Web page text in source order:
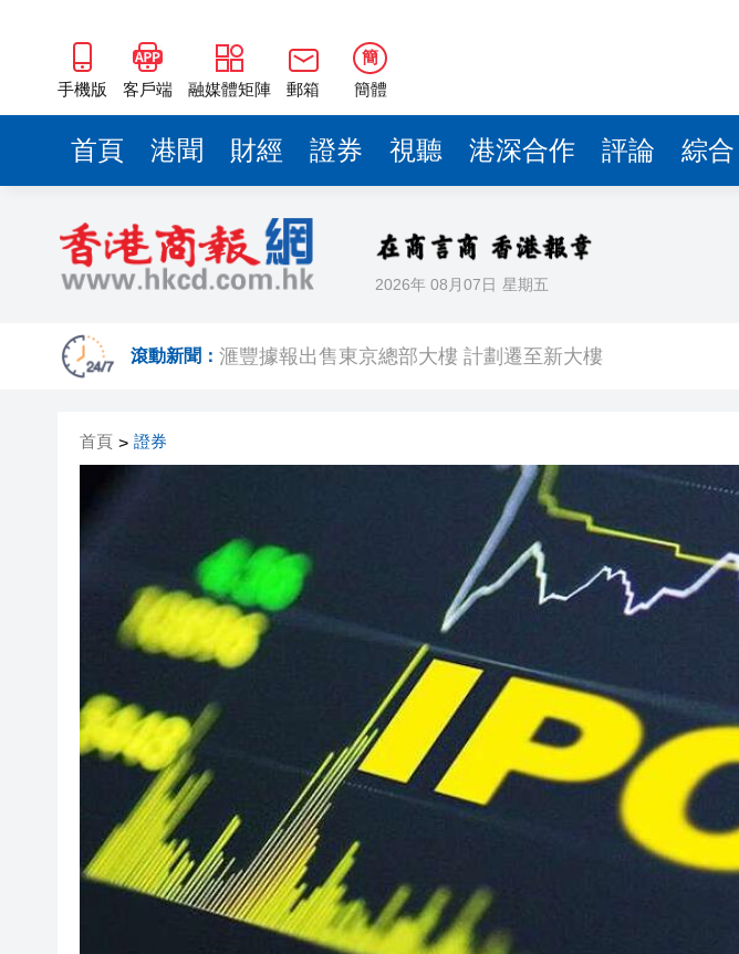
手機版 客戶端 融媒體矩陣 郵箱
簡
簡體
首頁 港聞 財經 證券 視聽 港深合作 評論 綜合
2026年 08月07日 星期五
滾動新聞：
滙豐據報出售東京總部大樓 計劃遷至新大樓
光伏硅料八巨頭簽署倡議：不得低於成本價銷售
紫金礦業：旗下相關銅礦不屬於剛果（金）禁止出口的產
谷歌母公司發債籌250億美元 獲逾4倍認購
警方觀塘一單位檢值12萬元毒品 拘捕15男女
首頁 > 證券